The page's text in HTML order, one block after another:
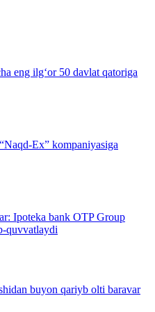
eng ilg‘or 50 davlat qatoriga
Ex” kompaniyasiga
Ipoteka bank OTP Group
quvvatlaydi
buyon qariyb olti baravar